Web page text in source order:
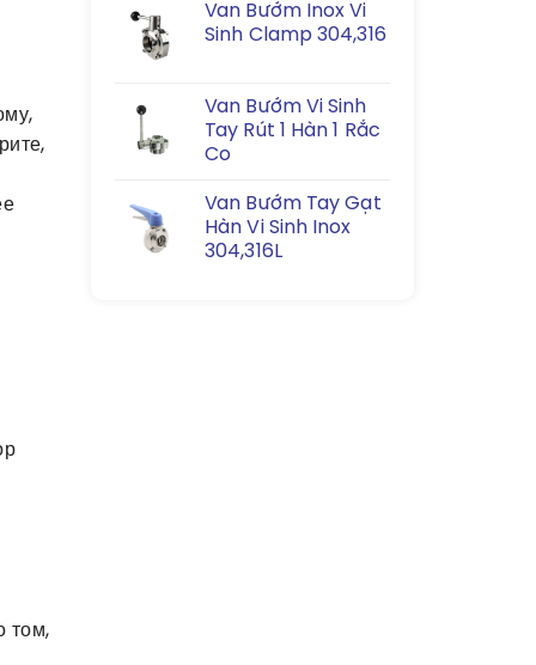
том,
Van Bướm Inox Vi
Sinh Clamp 304,316
Van Bướm Vi Sinh
Tay Rút 1 Hàn 1 Rắc
Co
Van Bướm Tay Gạt
Hàn Vi Sinh Inox
304,316L